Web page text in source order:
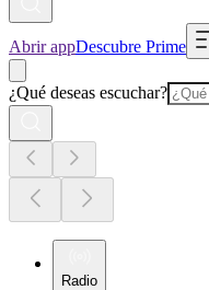
Abrir appDescubre Prime
¿Qué deseas escuchar?
Radio